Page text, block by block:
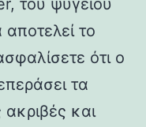
το
ότι ο
τα
και